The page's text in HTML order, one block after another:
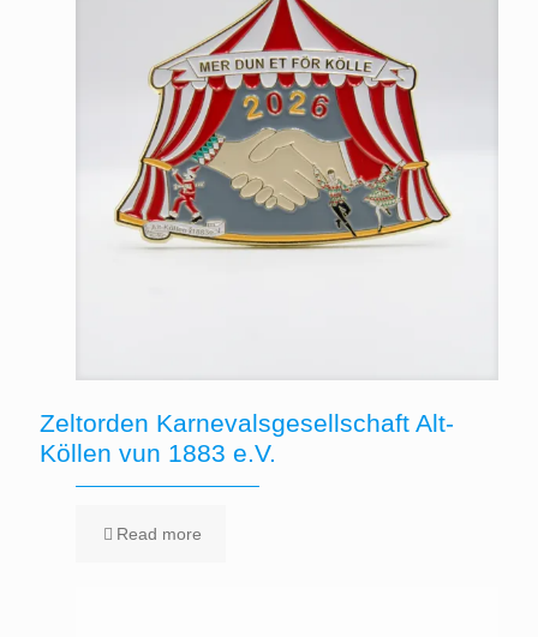
Zeltorden Karnevalsgesellschaft Alt-
Köllen vun 1883 e.V.
Read more